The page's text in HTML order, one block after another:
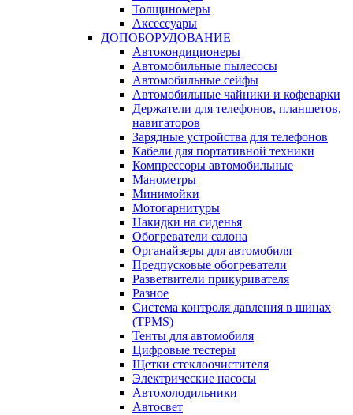
Толщиномеры
Аксессуары
ДОПОБОРУДОВАНИЕ
Автокондиционеры
Автомобильные пылесосы
Автомобильные сейфы
Автомобильные чайники и кофеварки
Держатели для телефонов, планшетов,
навигаторов
Зарядные устройства для телефонов
Кабели для портативной техники
Компрессоры автомобильные
Манометры
Минимойки
Мотогарнитуры
Накидки на сиденья
Обогреватели салона
Органайзеры для автомобиля
Предпусковые обогреватели
Разветвители прикуривателя
Разное
Система контроля давления в шинах
(TPMS)
Тенты для автомобиля
Цифровые тестеры
Щетки стеклоочистителя
Электрические насосы
Автохолодильники
Автосвет